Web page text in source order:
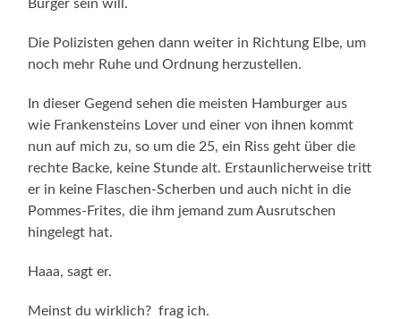
Bürger sein will.
Die Polizisten gehen dann weiter in Richtung Elbe, um
noch mehr Ruhe und Ordnung herzustellen.
In dieser Gegend sehen die meisten Hamburger aus
wie Frankensteins Lover und einer von ih­nen kommt
nun auf mich zu, so um die 25, ein Riss geht über die
rechte Backe, keine Stunde alt. Erstaunlicherweise tritt
er in keine Flaschen-Scherben und auch nicht in die
Pommes-Frites, die ihm jemand zum Ausrutschen
hingelegt hat.
Haaa, sagt er.
Meinst du wirklich? frag ich.